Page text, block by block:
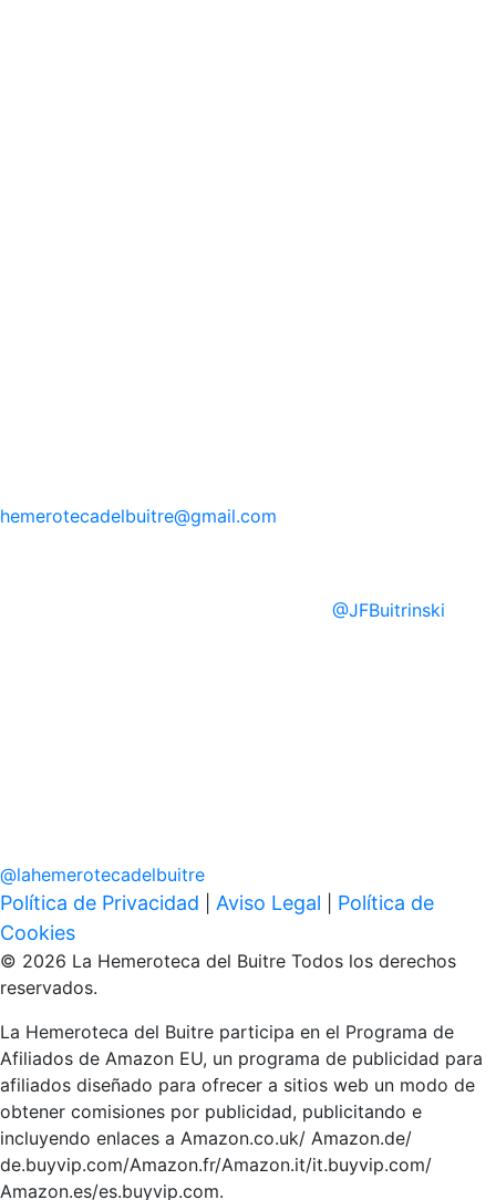
hemerotecadelbuitre@gmail.com
@JFBuitrinski
@lahemerotecadelbuitre
Política de Privacidad Aviso Legal
Política de
Cookies
© 2026 La Hemeroteca del Buitre Todos los derechos
reservados.
La Hemeroteca del Buitre participa en el Programa de
Afiliados de Amazon EU, un programa de publicidad para
afiliados diseñado para ofrecer a sitios web un modo de
obtener comisiones por publicidad, publicitando e
incluyendo enlaces a Amazon.co.uk/ Amazon.de/
de.buyvip.com/Amazon.fr/Amazon.it/it.buyvip.com/
Amazon.es/es.buyvip.com.